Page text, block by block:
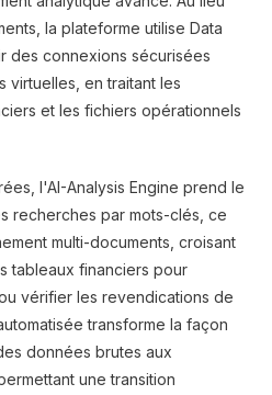
la plateforme utilise Data
des connexions sécurisées
virtuelles, en traitant les
et les fichiers opérationnels
l'AI-Analysis Engine prend le
recherches par mots-clés, ce
multi-documents, croisant
tableaux financiers pour
vérifier les revendications de
transforme la façon
données brutes aux
une transition